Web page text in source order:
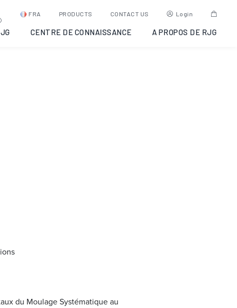
FRA PRODUCTS CONTACT US Login
CENTRE DE CONNAISSANCE A PROPOS DE RJG
City,
du Moulage Systématique au